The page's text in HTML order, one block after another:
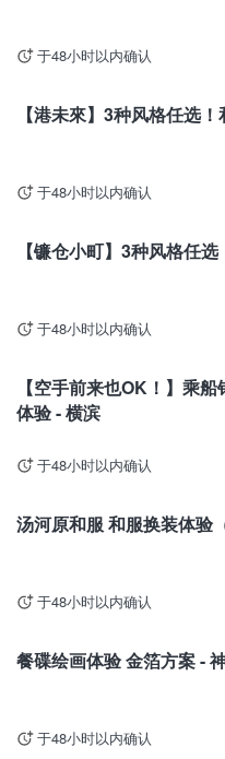
于48小时以内确认
【港未來】3种风格任选
于48小时以内确认
【镰仓小町】3种风格任
于48小时以内确认
【空手前来也OK！】乘
体验 - 横滨
于48小时以内确认
汤河原和服 和服换装体验
于48小时以内确认
餐碟绘画体验 金箔方案 -
于48小时以内确认